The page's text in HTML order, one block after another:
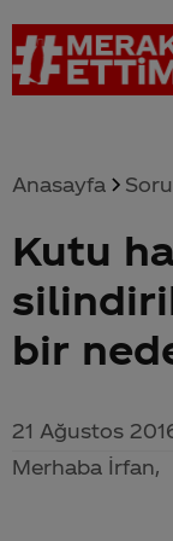
Coca-Cola nerenin
Anasayfa
Kutu
bir
21 Ağustos
Merhaba İrfan,